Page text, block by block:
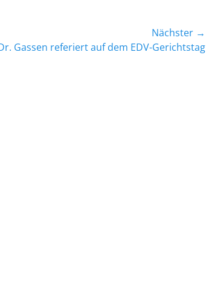
Nächster →
Gassen referiert auf dem EDV-Gerichtstag